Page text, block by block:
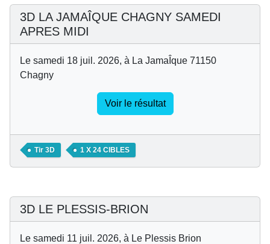
3D LA JAMAÎQUE CHAGNY SAMEDI
APRES MIDI
Le samedi 18 juil. 2026, à La JamaÎque 71150
Chagny
Voir le résultat
Tir 3D 1 X 24 CIBLES
3D LE PLESSIS-BRION
Le samedi 11 juil. 2026, à Le Plessis Brion